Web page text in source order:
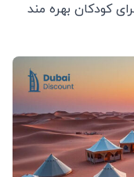
کودکان بهره‌ مند